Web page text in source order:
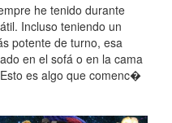
he tenido durante
Incluso teniendo un
potente de turno, esa
en el sofá o en la cama
es algo que comenc�